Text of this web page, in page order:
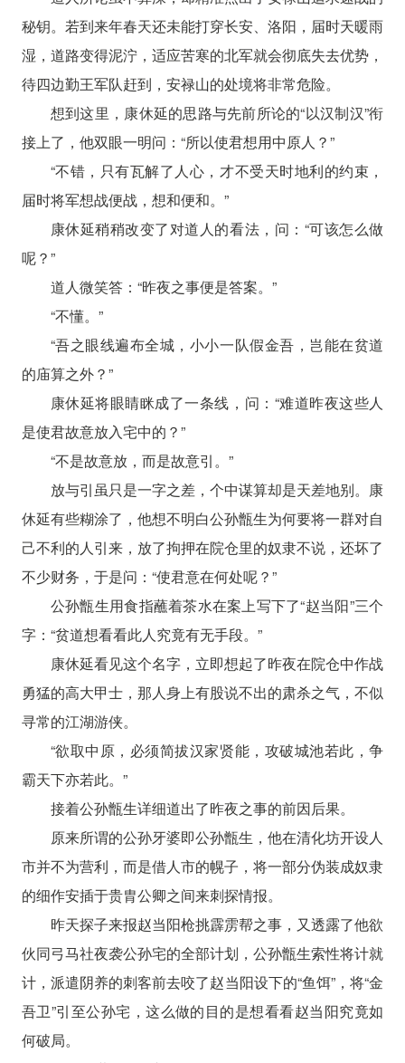
秘钥。若到来年春天还未能打穿长安、洛阳，届时天暖雨
湿，道路变得泥泞，适应苦寒的北军就会彻底失去优势，
待四边勤王军队赶到，安禄山的处境将非常危险。
想到这里，康休延的思路与先前所论的“以汉制汉”衔
接上了，他双眼一明问：“所以使君想用中原人？”
“不错，只有瓦解了人心，才不受天时地利的约束，
届时将军想战便战，想和便和。”
康休延稍稍改变了对道人的看法，问：“可该怎么做
呢？”
道人微笑答：“昨夜之事便是答案。”
“不懂。”
“吾之眼线遍布全城，小小一队假金吾，岂能在贫道
的庙算之外？”
康休延将眼睛眯成了一条线，问：“难道昨夜这些人
是使君故意放入宅中的？”
“不是故意放，而是故意引。”
放与引虽只是一字之差，个中谋算却是天差地别。康
休延有些糊涂了，他想不明白公孙甑生为何要将一群对自
己不利的人引来，放了拘押在院仓里的奴隶不说，还坏了
不少财务，于是问：“使君意在何处呢？”
公孙甑生用食指蘸着茶水在案上写下了“赵当阳”三个
字：“贫道想看看此人究竟有无手段。”
康休延看见这个名字，立即想起了昨夜在院仓中作战
勇猛的高大甲士，那人身上有股说不出的肃杀之气，不似
寻常的江湖游侠。
“欲取中原，必须简拔汉家贤能，攻破城池若此，争
霸天下亦若此。”
接着公孙甑生详细道出了昨夜之事的前因后果。
原来所谓的公孙牙婆即公孙甑生，他在清化坊开设人
市并不为营利，而是借人市的幌子，将一部分伪装成奴隶
的细作安插于贵胄公卿之间来刺探情报。
昨天探子来报赵当阳枪挑霹雳帮之事，又透露了他欲
伙同弓马社夜袭公孙宅的全部计划，公孙甑生索性将计就
计，派遣阴养的刺客前去咬了赵当阳设下的“鱼饵”，将“金
吾卫”引至公孙宅，这么做的目的是想看看赵当阳究竟如
何破局。